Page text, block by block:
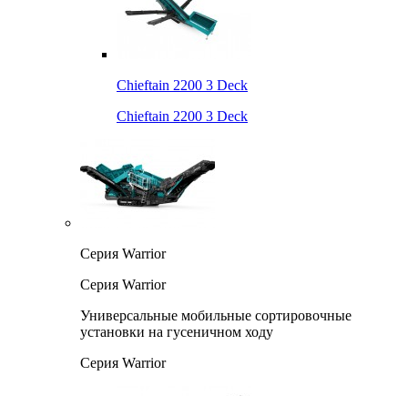
Chieftain 2200 3 Deck
Chieftain 2200 3 Deck
Серия Warrior
Серия Warrior
Универсальные мобильные сортировочные
установки на гусеничном ходу
Серия Warrior